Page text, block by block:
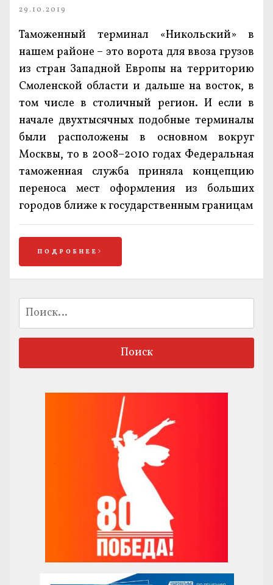
29.10.2019
Таможенный терминал «Никольский» в
нашем районе – это ворота для ввоза грузов
из стран Западной Европы на территорию
Смоленской области и дальше на восток, в
том числе в столичный регион. И если в
начале двухтысячных подобные терминалы
были расположены в основном вокруг
Москвы, то в 2008–2010 годах Федеральная
таможенная служба приняла концепцию
переноса мест оформления из больших
городов ближе к государственным границам
ПОДРОБНЕЕ
Найти: